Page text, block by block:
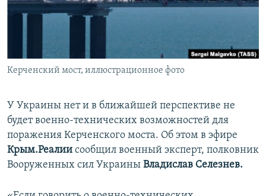
ПОБЕДИТЕЛЕЙ НЕ СУДЯТ?
УКРАИНСКАЯ ПРОБЛЕМА КРЫМА
Керченский мост, иллюстрационное фото
У Украины нет и в ближайшей перспективе не
будет военно-технических возможностей для
поражения Керченского моста. Об этом в эфире
Крым.Реалии сообщил военный эксперт, полковник
Вооруженных сил Украины Владислав Селезнев.